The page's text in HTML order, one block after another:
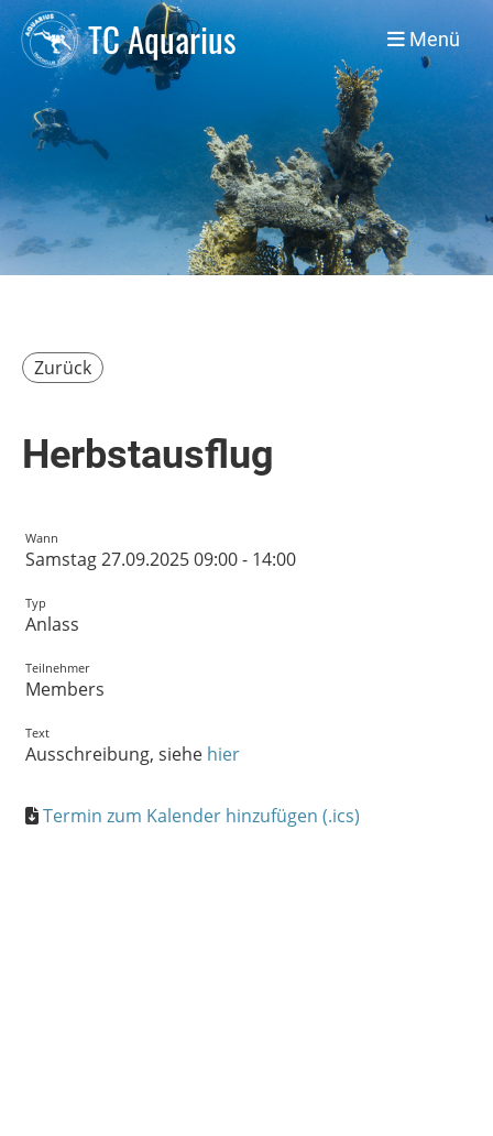
TC Aquarius Menü
Zurück
Herbstausflug
Wann
Samstag 27.09.2025 09:00 - 14:00
Typ
Anlass
Teilnehmer
Members
Text
Ausschreibung, siehe hier
Termin zum Kalender hinzufügen (.ics)